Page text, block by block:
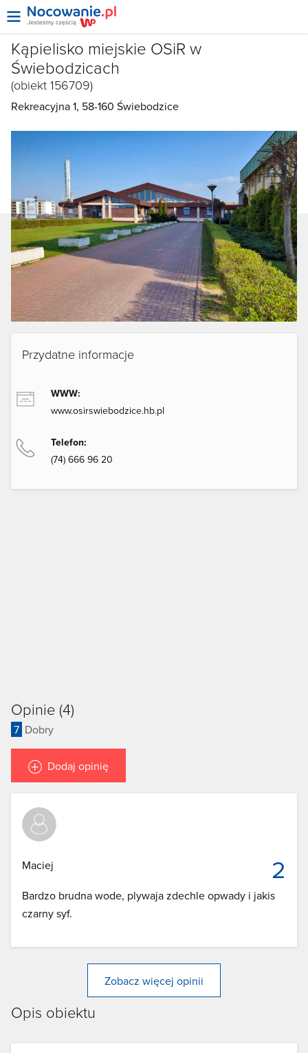
Kąpielisko miejskie OSiR w
Świebodzicach
(obiekt 156709)
Rekreacyjna 1, 58-160 Świebodzice
Przydatne informacje
WWW:
www.osirswiebodzice.hb.pl
Telefon:
(74) 666 96 20
Opinie (4)
7 Dobry
Dodaj opinię
2
Maciej
Bardzo brudna wode, plywaja zdechle opwady i jakis
czarny syf.
Zobacz więcej opinii
Opis obiektu